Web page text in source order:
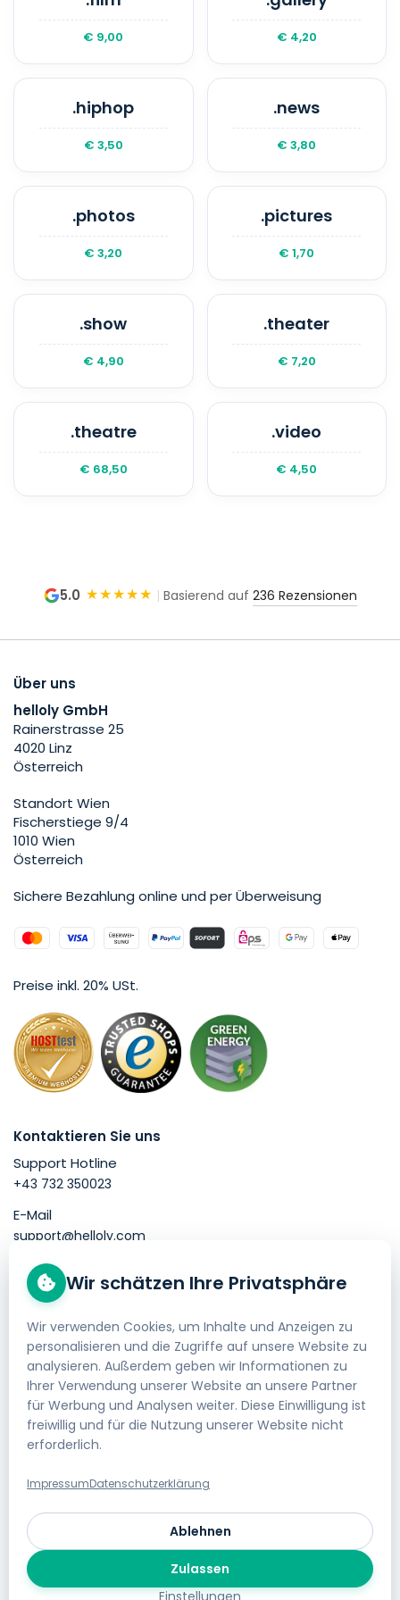
€ 9,00 € 4,20
.hiphop
€ 3,50
.news
€ 3,80
.photos
€ 3,20
.pictures
€ 1,70
.show
€ 4,90
.theater
€ 7,20
.theatre
€ 68,50
.video
€ 4,50
5.0 ★★★★★ | Basierend auf 236 Rezensionen
Über uns
helloly GmbH
Rainerstrasse 25
4020 Linz
Österreich
Standort Wien
Fischerstiege 9/4
1010 Wien
Österreich
Sichere Bezahlung online und per Überweisung
Preise inkl. 20% USt.
Kontaktieren Sie uns
Support Hotline
+43 732 350023
E-Mail
support@helloly.com
Gut zu wissen
Webhosting bestellen
Impressum
AGB
Datenschutzerklärung
Geld-zurück-Garantie
Gratis Website Umzug
Jobs bei helloly
Cookie-Einstellungen
Wir schätzen Ihre Privatsphäre
Wir verwenden Cookies, um Inhalte und Anzeigen zu
personalisieren und die Zugriffe auf unsere Website zu
analysieren. Außerdem geben wir Informationen zu
Ihrer Verwendung unserer Website an unsere Partner
für Werbung und Analysen weiter. Diese Einwilligung ist
freiwillig und für die Nutzung unserer Website nicht
erforderlich.
ImpressumDatenschutzerklärung
Einstellungen
Ablehnen
Zulassen